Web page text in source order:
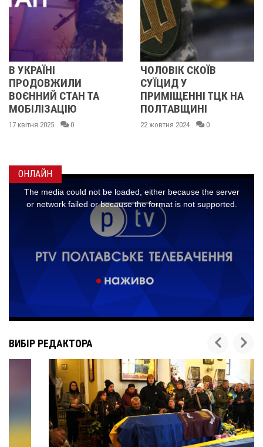
СТАН ТА
2025 0
ЧОЛОВІК СКОЇВ
СУЇЦИД У
ПРИМІЩЕННІ ТЦК НА
ПОЛТАВЩИНІ
22 жовтня 2024 0
ОНЛАЙН
ВИБІР РЕДАКТОРА